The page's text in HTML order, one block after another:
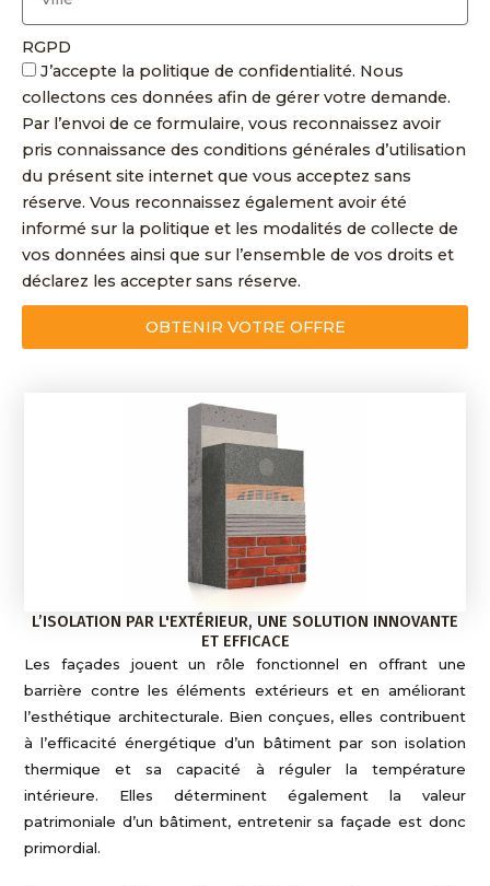
RGPD
J’accepte la politique de confidentialité. Nous
collectons ces données afin de gérer votre demande.
Par l’envoi de ce formulaire, vous reconnaissez avoir
pris connaissance des conditions générales d’utilisation
du présent site internet que vous acceptez sans
réserve. Vous reconnaissez également avoir été
informé sur la politique et les modalités de collecte de
vos données ainsi que sur l’ensemble de vos droits et
déclarez les accepter sans réserve.
OBTENIR VOTRE OFFRE
L’ISOLATION PAR L'EXTÉRIEUR, UNE SOLUTION INNOVANTE
ET EFFICACE
Les façades jouent un rôle fonctionnel en offrant une
barrière contre les éléments extérieurs et en améliorant
l’esthétique architecturale. Bien conçues, elles contribuent
à l’efficacité énergétique d’un bâtiment par son isolation
thermique et sa capacité à réguler la température
intérieure. Elles déterminent également la valeur
patrimoniale d’un bâtiment, entretenir sa façade est donc
primordial.